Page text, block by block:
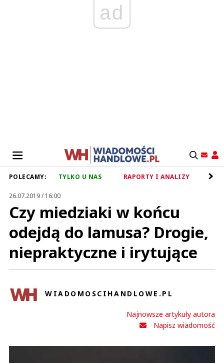
ad
POLECAMY: TYLKO U NAS RAPORTY I ANALIZY
26.07.2019 / 16:00
Czy miedziaki w końcu
odejdą do lamusa? Drogie,
niepraktyczne i irytujące
WIADOMOSCIHANDLOWE.PL
Najnowsze artykuły autora
Napisz wiadomość